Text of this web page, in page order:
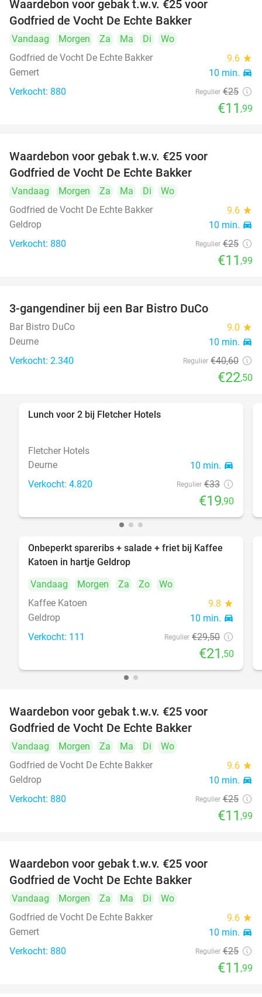
Waardebon voor gebak t.w.v. €25 voor
Godfried de Vocht De Echte Bakker
Vandaag Morgen Za Ma Di
Wo
Godfried de Vocht De Echte Bakker
9.6 star
Gemert 10 min. directions_car
Verkocht: 880 Regulier €25
€11 ,99
Waardebon voor gebak t.w.v. €25 voor
Godfried de Vocht De Echte Bakker
Vandaag Morgen Za Ma Di
Wo
Godfried de Vocht De Echte Bakker
9.6 star
Geldrop 10 min. directions_car
Verkocht: 880 Regulier €25
€11 ,99
3-gangendiner bij een Bar Bistro DuCo
Bar Bistro DuCo 9.0 star
Deurne 10 min. directions_car
Verkocht: 2.340 Regulier €40,60
€22,50
Lunch voor 2 bij Fletcher Hotels
Fletcher Hotels
Deurne
10 min. directions_car
Verkocht: 4.820 Regulier €33
€19,90
27%
Onbeperkt spareribs + salade + friet bij Kaffee
Katoen in hartje Geldrop
Vandaag
Morgen Za Zo
Wo
Kaffee Katoen
9.8 star
Geldrop 10 min. directions_car
Verkocht: 111 Regulier €29,50
€21 ,50
Waardebon voor gebak t.w.v. €25 voor
Godfried de Vocht De Echte Bakker
Vandaag Morgen Za Ma Di
Wo
Godfried de Vocht De Echte Bakker
9.6 star
Geldrop 10 min. directions_car
Verkocht: 880 Regulier €25
€11 ,99
Waardebon voor gebak t.w.v. €25 voor
Godfried de Vocht De Echte Bakker
Vandaag Morgen Za Ma Di
Wo
Godfried de Vocht De Echte Bakker
9.6 star
Gemert 10 min. directions_car
Verkocht: 880 Regulier €25
€11 ,99